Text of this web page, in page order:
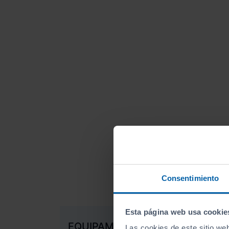
Consentimiento
Esta página web usa
EQUIPAMIENTO EXTRA